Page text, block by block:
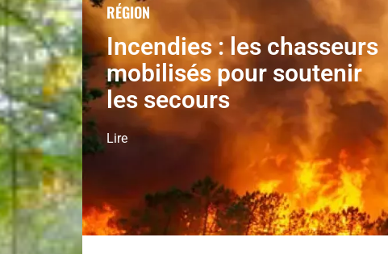
RÉGION
Incendies : les chasseurs
mobilisés pour soutenir
les secours
Lire